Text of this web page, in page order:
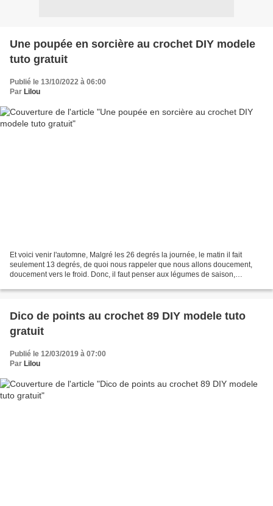
Une poupée en sorcière au crochet DIY modele
tuto gratuit
Publié le 13/10/2022 à 06:00
Par Lilou
Et voici venir l'automne, Malgré les 26 degrés la journée, le matin il fait
seulement 13 degrés, de quoi nous rappeler que nous allons doucement,
doucement vers le froid. Donc, il faut penser aux légumes de saison,
Dico de points au crochet 89 DIY modele tuto
gratuit
Publié le 12/03/2019 à 07:00
Par Lilou